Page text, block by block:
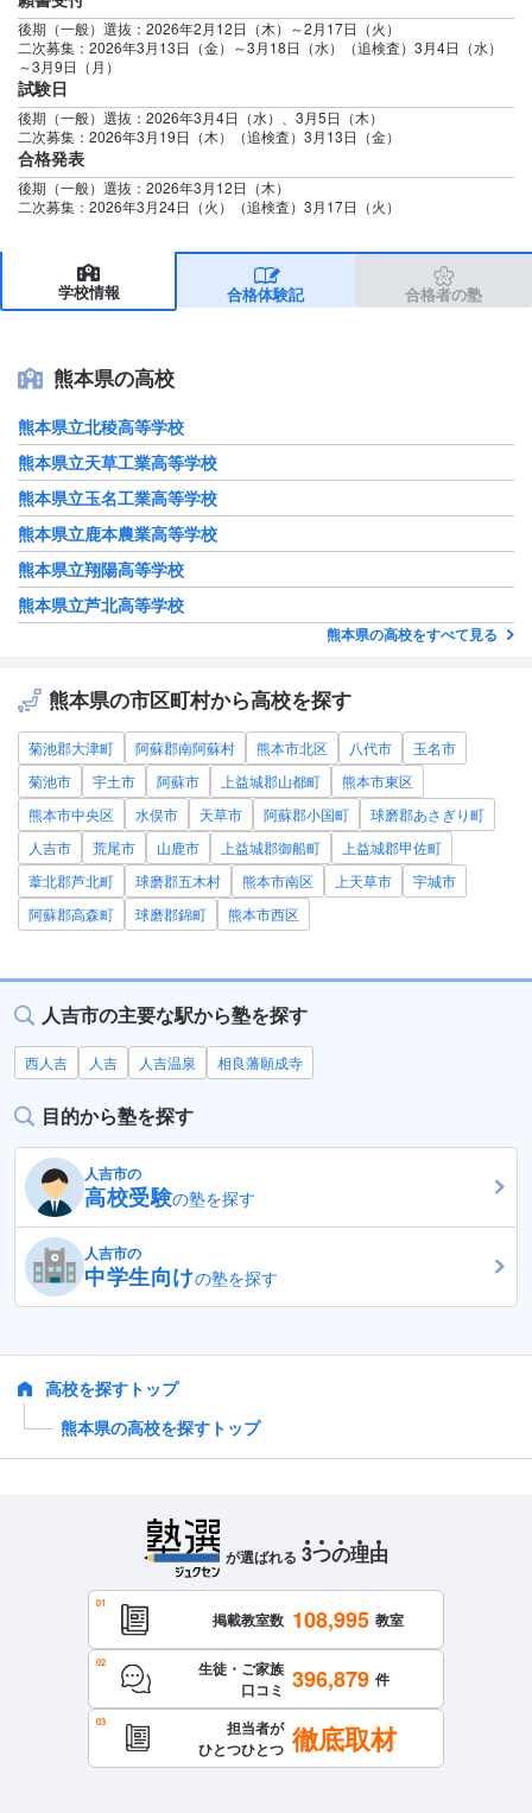
後期（一般）選抜：2026年2月12日（木）～2月17日（火）
二次募集：2026年3月13日（金）～3月18日（水）（追検査）3月4日（水）
～3月9日（月）
試験日
後期（一般）選抜：2026年3月4日（水）、3月5日（木）
二次募集：2026年3月19日（木）（追検査）3月13日（金）
合格発表
後期（一般）選抜：2026年3月12日（木）
二次募集：2026年3月24日（火）（追検査）3月17日（火）
学校情報 合格体験記 合格者の塾
熊本県の高校
熊本県立北稜高等学校
熊本県立天草工業高等学校
熊本県立玉名工業高等学校
熊本県立鹿本農業高等学校
熊本県立翔陽高等学校
熊本県立芦北高等学校
熊本県の高校をすべて見る
熊本県の市区町村から高校を探す
菊池郡大津町 阿蘇郡南阿蘇村 熊本市北区 八代市
玉名市
菊池市
宇土市 阿蘇市 上益城郡山都町
熊本市東区
熊本市中央区
水俣市 天草市 阿蘇郡小国町
球磨郡あさぎり町
人吉市
荒尾市 山鹿市 上益城郡御船町
上益城郡甲佐町
葦北郡芦北町
球磨郡五木村 熊本市南区 上天草市
宇城市
阿蘇郡高森町
球磨郡錦町 熊本市西区
人吉市の主要な駅から塾を探す
西人吉 人吉 人吉温泉 相良藩願成寺
目的から塾を探す
人吉市の
高校受験の塾を探す
人吉市の
中学生向けの塾を探す
高校を探すトップ
熊本県の高校を探すトップ
が選ばれる 3つの理由
掲載教室数 108,995 教室
生徒・ご家族
口コミ 396,879 件
担当者が
ひとつひとつ 徹底取材